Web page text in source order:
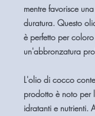
mentre favorisce
duratura. Questo
è perfetto per
un'abbronzatura
L'olio di cocco
prodotto è noto per
idratanti e nutrienti.